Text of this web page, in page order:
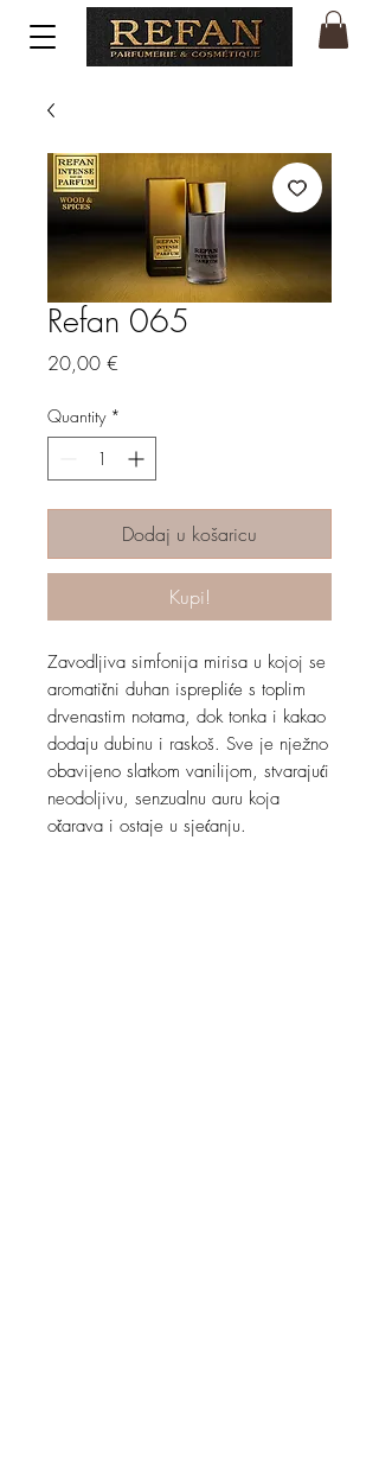
Refan 065
20,00 €
Quantity *
Dodaj u košaricu
Kupi!
Zavodljiva simfonija mirisa u kojoj se
aromatični duhan isprepliće s toplim
drvenastim notama, dok tonka i kakao
dodaju dubinu i raskoš. Sve je nježno
obavijeno slatkom vanilijom, stvarajući
neodoljivu, senzualnu auru koja
očarava i ostaje u sjećanju.